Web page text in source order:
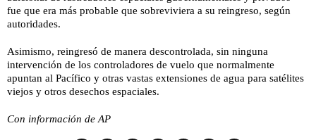
fue que era más probable que sobreviviera a su reingreso, según
autoridades.
Asimismo, reingresó de manera descontrolada, sin ninguna
intervención de los controladores de vuelo que normalmente
apuntan al Pacífico y otras vastas extensiones de agua para satélites
viejos y otros desechos espaciales.
Con información de AP